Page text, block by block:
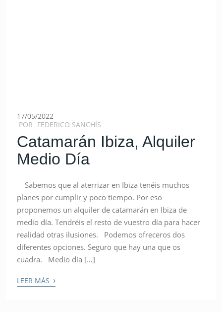
17/05/2022
POR FEDERICO SANCHÍS
Catamarán Ibiza, Alquiler
Medio Día
Sabemos que al aterrizar en Ibiza tenéis muchos
planes por cumplir y poco tiempo. Por eso
proponemos un alquiler de catamarán en Ibiza de
medio día. Tendréis el resto de vuestro día para hacer
realidad otras ilusiones. Podemos ofreceros dos
diferentes opciones. Seguro que hay una que os
cuadra. Medio día […]
LEER MÁS ›